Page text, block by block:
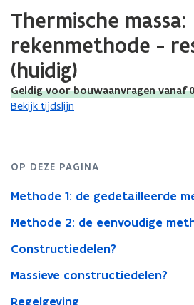
bevindt
zich
op:
Thermische
massa:
rekenmethode
Thermische massa:
rekenmethode -
(huidig)
Geldig voor bouwaanvragen vanaf
Bekijk tijdslijn
OP DEZE PAGINA
Methode 1: de gedetailleerde
Methode 2: de eenvoudige
Constructiedelen?
Massieve constructiedelen?
Regelgeving